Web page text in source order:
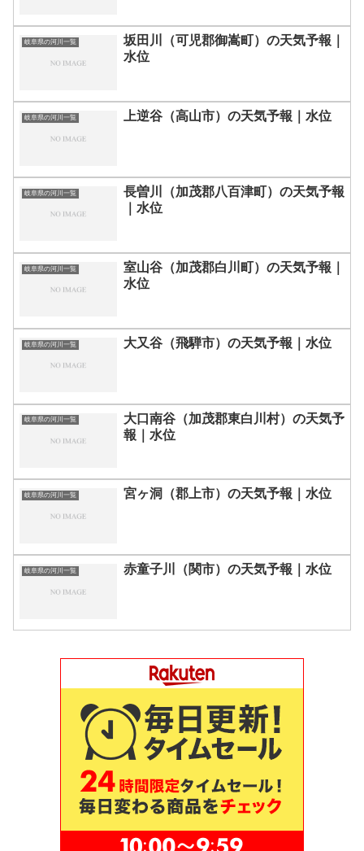
岐阜県の河川一覧
坂田川（可児郡御嵩町）の天気予報｜
水位
岐阜県の河川一覧 上逆谷（高山市）の天気予報｜水位
岐阜県の河川一覧
長曽川（加茂郡八百津町）の天気予報
｜水位
岐阜県の河川一覧
室山谷（加茂郡白川町）の天気予報｜
水位
岐阜県の河川一覧 大又谷（飛騨市）の天気予報｜水位
岐阜県の河川一覧
大口南谷（加茂郡東白川村）の天気予
報｜水位
岐阜県の河川一覧 宮ヶ洞（郡上市）の天気予報｜水位
岐阜県の河川一覧 赤童子川（関市）の天気予報｜水位